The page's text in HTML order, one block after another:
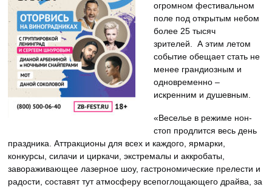
огромном фестивальном
поле под открытым небом
более 25 тысяч
зрителей. А этим летом
событие обещает стать не
менее грандиозным и
одновременно –
искренним и душевным.
«Веселье в режиме нон-
стоп продлится весь день
праздника. Аттракционы для всех и каждого, ярмарки,
конкурсы, силачи и циркачи, экстремалы и аккробаты,
завораживающее лазерное шоу, гастрономические прелести и
радости, составят тут атмосферу всепоглощающего драйва, за